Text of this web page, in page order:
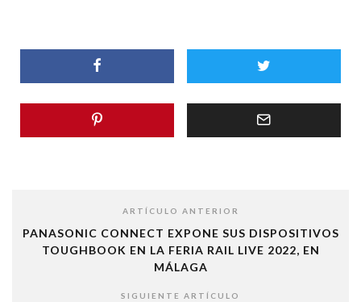
ARTÍCULO ANTERIOR
PANASONIC CONNECT EXPONE SUS DISPOSITIVOS
TOUGHBOOK EN LA FERIA RAIL LIVE 2022, EN
MÁLAGA
SIGUIENTE ARTÍCULO